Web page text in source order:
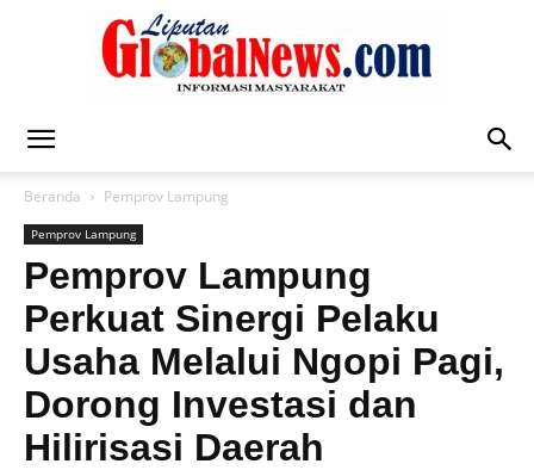
News
Beranda Pemprov Lampung
Pemprov Lampung
Pemprov Lampung
Perkuat Sinergi Pelaku
Usaha Melalui Ngopi Pagi,
Dorong Investasi dan
Hilirisasi Daerah